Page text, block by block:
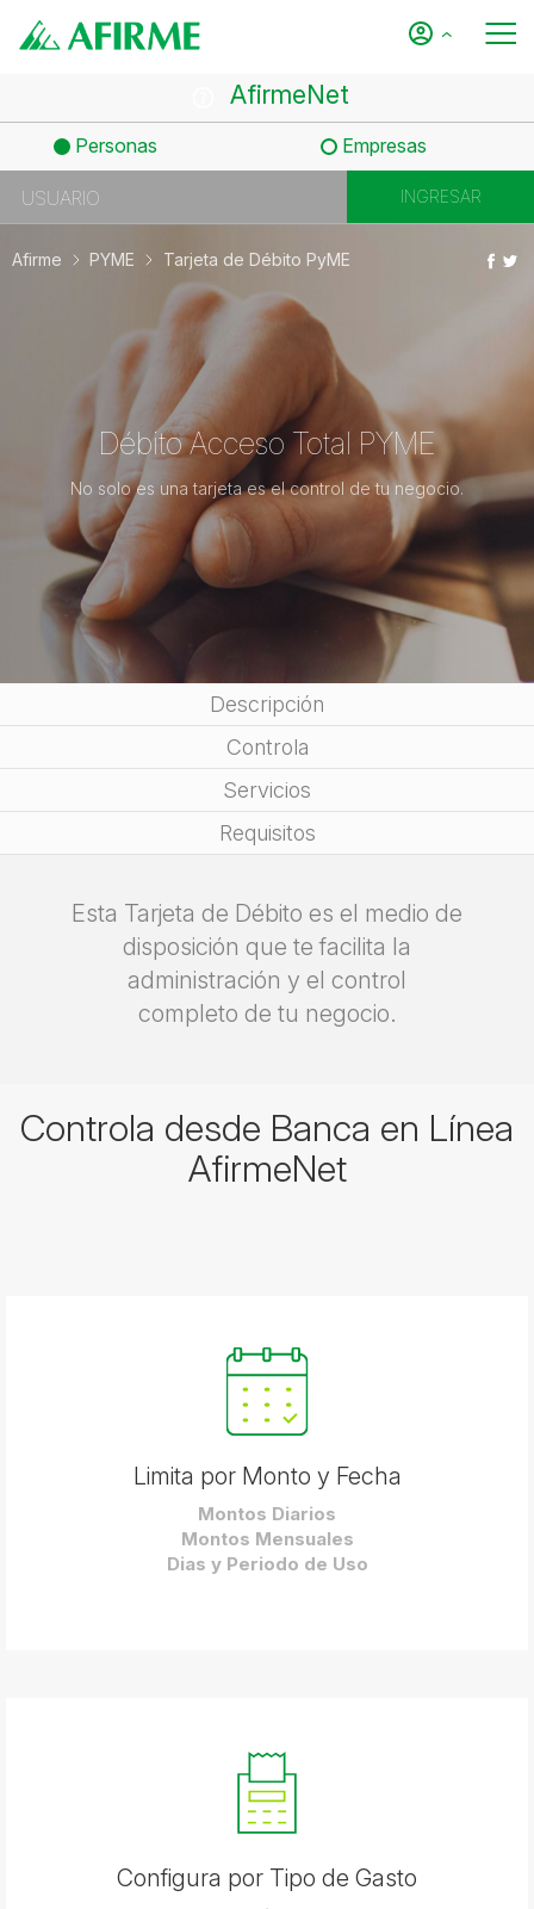
AfirmeNet
Personas Empresas
Afirme PYME Tarjeta de Débito PyME
Débito Acceso Total PYME
No solo es una tarjeta es el control de tu negocio.
Descripción
Controla
Servicios
Requisitos
Esta Tarjeta de Débito es el medio de
disposición que te facilita la
administración y el control
completo de tu negocio.
Controla desde Banca en Línea
AfirmeNet
Limita por Monto y Fecha
Montos Diarios
Montos Mensuales
Dias y Periodo de Uso
Configura por Tipo de Gasto